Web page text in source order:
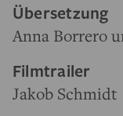
Übersetzung
Anna Borrero
Filmtrailer
Jakob